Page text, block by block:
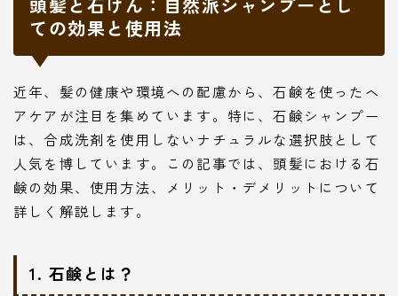
ての効果と使用法
近年、髪の健康や環境への配慮から、石鹸を使ったヘ
アケアが注目を集めています。特に、石鹸シャンプー
は、合成洗剤を使用しないナチュラルな選択肢として
人気を博しています。この記事では、頭髪における石
鹸の効果、使用方法、メリット・デメリットについて
詳しく解説します。
1. 石鹸とは？